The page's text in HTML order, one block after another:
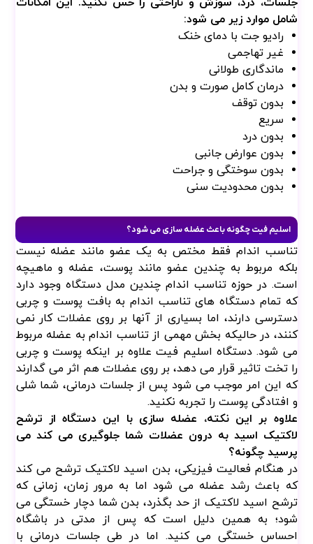
شامل موارد زیر می شود:
رادیو جت با دمای خنک
غیر تهاجمی
ماندگاری طولانی
درمان کامل صورت و بدن
بدون توقف
سریع
بدون درد
بدون عوارض جانبی
بدون سوختگی و جراحت
بدون محدودیت سنی
اسلیم فیت چگونه باعث عضله سازی می شود؟
تناسب اندام فقط مختص به یک عضو مانند عضله نیست
بلکه مربوط به چندین عضو مانند پوست، عضله و ماهیچه
است. در حوزه تناسب اندام چندین مدل دستگاه وجود دارد
که تمام دستگاه های تناسب اندام به بافت پوست و چربی
دسترسی دارند، اما بسیاری از آنها بر روی عضلات کار نمی
کنند، در حالیکه بخش مهمی از تناسب اندام به عضله مربوط
می شود. دستگاه اسلیم فیت علاوه بر اینکه پوست و چربی
را تخت تاثیر قرار می دهد، بر روی عضلات هم اثر می گدارند
که این امر موجب می شود پس از جلسات درمانی، شما شلی
و افتادگی پوست را تجربه نکنید.
علاوه بر این نکته، عضله سازی با این دستگاه از ترشح
لاکتیک اسید به درون عضلات شما جلوگیری می کند می
پرسید چگونه؟
در هنگام فعالیت فیزیکی، بدن اسید لاکتیک ترشح می کند
که باعث رشد عضله می شود اما به مرور زمان، زمانی که
ترشح اسید لاکتیک از حد بگذرد، بدن شما دچار خستگی می
شود؛ به همین دلیل است که پس از مدتی در باشگاه
احساس خستگی می کنید. اما در طی جلسات درمانی با
فرصت طلایی تا
همین حالا مشاوره رایگان تغذیه
دریافت کن و تا عید به وزن ایده‌آلت